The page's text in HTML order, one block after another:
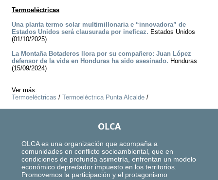
Termoeléctricas
Una planta termo solar multimillonaria e “innovadora” de
Estados Unidos será clausurada por ineficaz. Estados Unidos
(01/10/2025)
La Montaña Botaderos llora por su compañero: Juan López
defensor de la vida en Honduras ha sido asesinado. Honduras
(15/09/2024)
Ver más:
Termoeléctricas / Termoeléctrica Punta Alcalde /
OLCA
OLCA es una organización que acompaña a
comunidades en conflicto socioambiental, que en
condiciones de profunda asimetría, enfrentan un modelo
económico depredador impuesto en los territorios.
Promovemos la participación y el protagonismo